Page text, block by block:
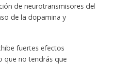
de neurotransmisores del
de la dopamina y
fuertes efectos
que no tendrás que